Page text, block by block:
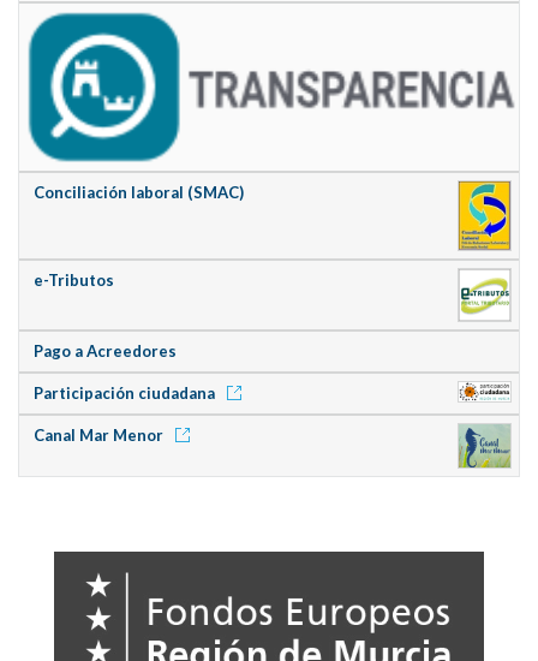
Conciliación laboral (SMAC)
e-Tributos
Pago a Acreedores
Participación ciudadana
Canal Mar Menor